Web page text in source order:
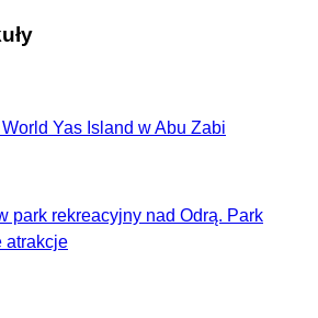
Yas Island w Abu Zabi
park rekreacyjny nad Odrą. Park
atrakcje